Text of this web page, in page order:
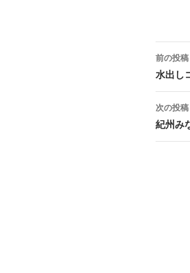
投
稿
ナ
ビ
前の投稿
水出し
次の投稿
紀州み